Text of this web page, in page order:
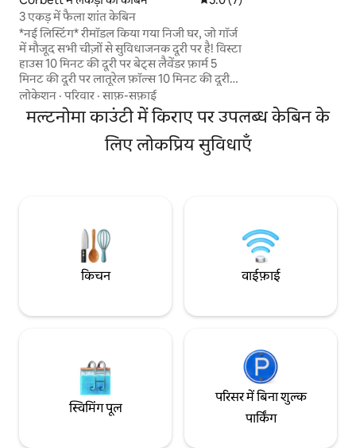
3 एकड़ में फैला शांत केबिन
*नई लिस्टिंग* रीमॉडल किया गया निजी घर, जो गॉर्ज
में मौजूद सभी चीज़ों से सुविधाजनक दूरी पर है! विस्टा
हाउस 10 मिनट की दूरी पर बेट्स लैवेंडर फ़ार्म 5
मिनट की दूरी पर लातूरेल फ़ॉल्स 10 मिनट की दूरी
पर मल्टनोमा फ़ॉल्स 15 मिनट की दूरी पर हाइकिंग
ट्रेल्स 5 मिनट की दूरी पर इसे गॉर्ज में बाइकिंग और
हाइकिंग के शुरुआती बिंदु के रूप में इस्तेमाल करें या
फिर बस हमारी 3+ एकड़ की जगह में मौजूद नाले,
तालाब, योग यर्ट, गेम रूम, फ़ायरपिट और मौज-मस्ती
लोकेशन ·परिवार ·साफ़-सफ़ाई
मल्टनोमा काउंटी में किराए पर उपलब्ध केबिन के
लिए लोकप्रिय सुविधाएँ
किचन वाईफ़ाई
स्विमिंग पूल
परिसर में बिना शुल्क
पार्किंग